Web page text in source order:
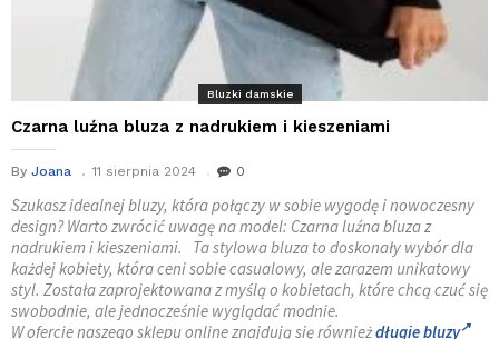
Bluzki damskie
Czarna luźna bluza z nadrukiem i kieszeniami
By Joana 11 sierpnia 2024 0
Szukasz idealnej bluzy, która połączy w sobie wygodę i nowoczesny
design? Warto zwrócić uwagę na model: Czarna luźna bluza z
nadrukiem i kieszeniami. Ta stylowa bluza to doskonały wybór dla
każdej kobiety, która ceni sobie casualowy, ale zarazem unikatowy
styl. Została zaprojektowana z myślą o kobietach, które chcą czuć się
swobodnie, ale jednocześnie wyglądać modnie.
W ofercie naszego sklepu online znajdują się równieżdługie bluzy